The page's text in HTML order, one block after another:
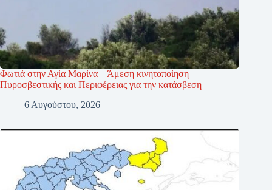
Φωτιά στην Αγία Μαρίνα – Άμεση κινητοποίηση
Πυροσβεστικής και Περιφέρειας για την κατάσβεση
6 Αυγούστου, 2026